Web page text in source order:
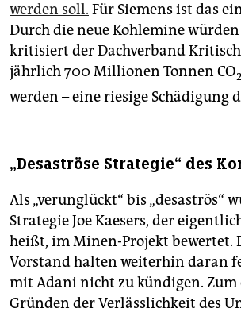
werden soll. Für Siemens ist das
Durch die neue Kohlemine würden
kritisiert der Dachverband
jährlich 700 Millionen Tonnen CO2
werden – eine riesige Schädigung
„Desaströse Strategie“ des
Als „verunglückt“ bis „desaströs“
Strategie Joe Kae­sers, der
heißt, im Minen-Projekt bewertet.
Vorstand halten weiterhin daran
mit Adani nicht zu kündigen. Zum
Gründen der Verlässlichkeit des